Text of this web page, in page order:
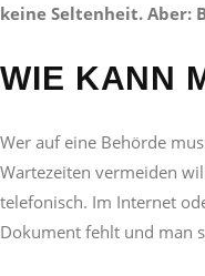
keine Seltenheit. Aber:
WIE KANN
Wer auf eine Behörde
Wartezeiten vermeiden
telefonisch. Im Internet
Dokument fehlt und man